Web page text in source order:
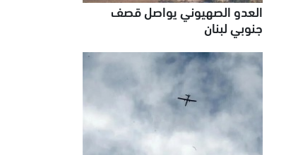
العدو الصهيوني يواصل قصف
جنوبي لبنان